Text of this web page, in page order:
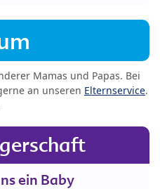
Mamas und Papas. Bei
an unseren Elternservice.
ein Baby